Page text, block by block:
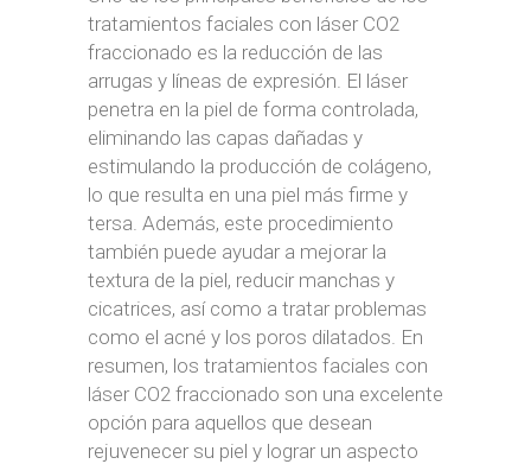
tratamientos faciales con láser CO2
fraccionado es la reducción de las
arrugas y líneas de expresión. El láser
penetra en la piel de forma controlada,
eliminando las capas dañadas y
estimulando la producción de colágeno,
lo que resulta en una piel más firme y
tersa. Además, este procedimiento
también puede ayudar a mejorar la
textura de la piel, reducir manchas y
cicatrices, así como a tratar problemas
como el acné y los poros dilatados. En
resumen, los tratamientos faciales con
láser CO2 fraccionado son una excelente
opción para aquellos que desean
rejuvenecer su piel y lograr un aspecto